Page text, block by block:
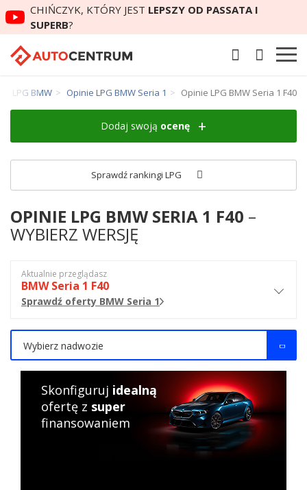
CHIŃCZYK, KTÓRY JEST LEPSZY OD PASSATA I
SUPERB?
LPG BMW Opinie LPG BMW Seria 1 Opinie LPG BMW Seria 1 F40
Dodaj swoją ocenę
Sprawdź rankingi LPG
OPINIE LPG BMW SERIA 1 F40 –
WYBIERZ WERSJĘ
Aktualnie przeglądasz
BMW Seria 1 F40
Sprawdź oferty BMW Seria 1
Wybierz nadwozie
Skonfiguruj idealną
ofertę z super
finansowaniem